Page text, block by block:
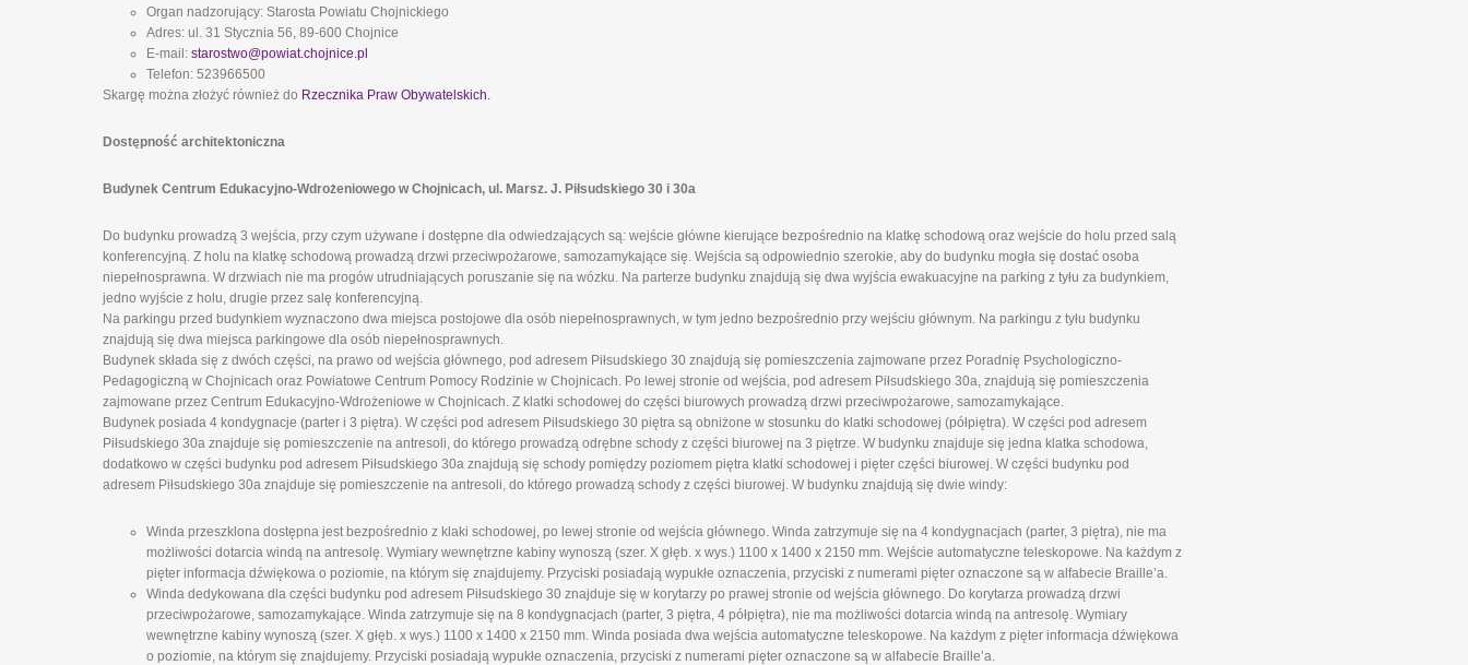
Organ nadzorujący: Starosta Powiatu Chojnickiego
Adres: ul. 31 Stycznia 56, 89-600 Chojnice
E-mail: starostwo@powiat.chojnice.pl
Telefon: 523966500
Skargę można złożyć również do Rzecznika Praw Obywatelskich.
Dostępność architektoniczna
Budynek Centrum Edukacyjno-Wdrożeniowego w Chojnicach, ul. Marsz. J. Piłsudskiego 30 i 30a
Do budynku prowadzą 3 wejścia, przy czym używane i dostępne dla odwiedzających są: wejście główne kierujące bezpośrednio na klatkę schodową oraz wejście do holu przed salą
konferencyjną. Z holu na klatkę schodową prowadzą drzwi przeciwpożarowe, samozamykające się. Wejścia są odpowiednio szerokie, aby do budynku mogła się dostać osoba
niepełnosprawna. W drzwiach nie ma progów utrudniających poruszanie się na wózku. Na parterze budynku znajdują się dwa wyjścia ewakuacyjne na parking z tyłu za budynkiem,
jedno wyjście z holu, drugie przez salę konferencyjną.
Na parkingu przed budynkiem wyznaczono dwa miejsca postojowe dla osób niepełnosprawnych, w tym jedno bezpośrednio przy wejściu głównym. Na parkingu z tyłu budynku
znajdują się dwa miejsca parkingowe dla osób niepełnosprawnych.
Budynek składa się z dwóch części, na prawo od wejścia głównego, pod adresem Piłsudskiego 30 znajdują się pomieszczenia zajmowane przez Poradnię Psychologiczno-
Pedagogiczną w Chojnicach oraz Powiatowe Centrum Pomocy Rodzinie w Chojnicach. Po lewej stronie od wejścia, pod adresem Piłsudskiego 30a, znajdują się pomieszczenia
zajmowane przez Centrum Edukacyjno-Wdrożeniowe w Chojnicach. Z klatki schodowej do części biurowych prowadzą drzwi przeciwpożarowe, samozamykające.
Budynek posiada 4 kondygnacje (parter i 3 piętra). W części pod adresem Piłsudskiego 30 piętra są obniżone w stosunku do klatki schodowej (półpiętra). W części pod adresem
Piłsudskiego 30a znajduje się pomieszczenie na antresoli, do którego prowadzą odrębne schody z części biurowej na 3 piętrze. W budynku znajduje się jedna klatka schodowa,
dodatkowo w części budynku pod adresem Piłsudskiego 30a znajdują się schody pomiędzy poziomem piętra klatki schodowej i pięter części biurowej. W części budynku pod
adresem Piłsudskiego 30a znajduje się pomieszczenie na antresoli, do którego prowadzą schody z części biurowej. W budynku znajdują się dwie windy:
Winda przeszklona dostępna jest bezpośrednio z klaki schodowej, po lewej stronie od wejścia głównego. Winda zatrzymuje się na 4 kondygnacjach (parter, 3 piętra), nie ma
możliwości dotarcia windą na antresolę. Wymiary wewnętrzne kabiny wynoszą (szer. X głęb. x wys.) 1100 x 1400 x 2150 mm. Wejście automatyczne teleskopowe. Na każdym z
pięter informacja dźwiękowa o poziomie, na którym się znajdujemy. Przyciski posiadają wypukłe oznaczenia, przyciski z numerami pięter oznaczone są w alfabecie Braille’a.
Winda dedykowana dla części budynku pod adresem Piłsudskiego 30 znajduje się w korytarzy po prawej stronie od wejścia głównego. Do korytarza prowadzą drzwi
przeciwpożarowe, samozamykające. Winda zatrzymuje się na 8 kondygnacjach (parter, 3 piętra, 4 półpiętra), nie ma możliwości dotarcia windą na antresolę. Wymiary
wewnętrzne kabiny wynoszą (szer. X głęb. x wys.) 1100 x 1400 x 2150 mm. Winda posiada dwa wejścia automatyczne teleskopowe. Na każdym z pięter informacja dźwiękowa
o poziomie, na którym się znajdujemy. Przyciski posiadają wypukłe oznaczenia, przyciski z numerami pięter oznaczone są w alfabecie Braille’a.